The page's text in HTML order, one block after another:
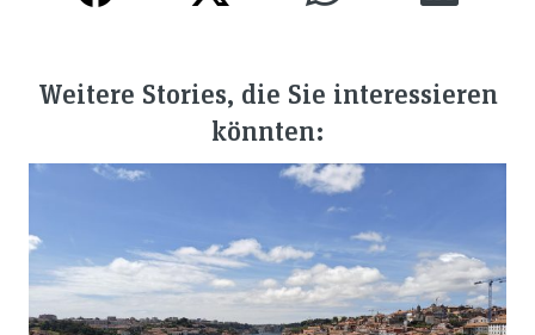
Weitere Stories, die Sie interessieren
könnten: